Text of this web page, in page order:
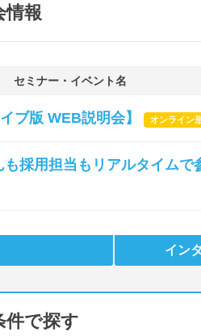
情報
セミナー・イベント名
ブ版 WEB説明会】 オンライン
も採用担当もリアルタイムで
イン
件で探す